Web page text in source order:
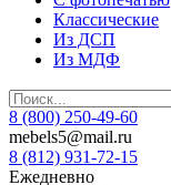
Классические
Из ДСП
Из МДФ
8 (800) 250-49-60
mebels5@mail.ru
8 (812) 931-72-15
Ежедневно